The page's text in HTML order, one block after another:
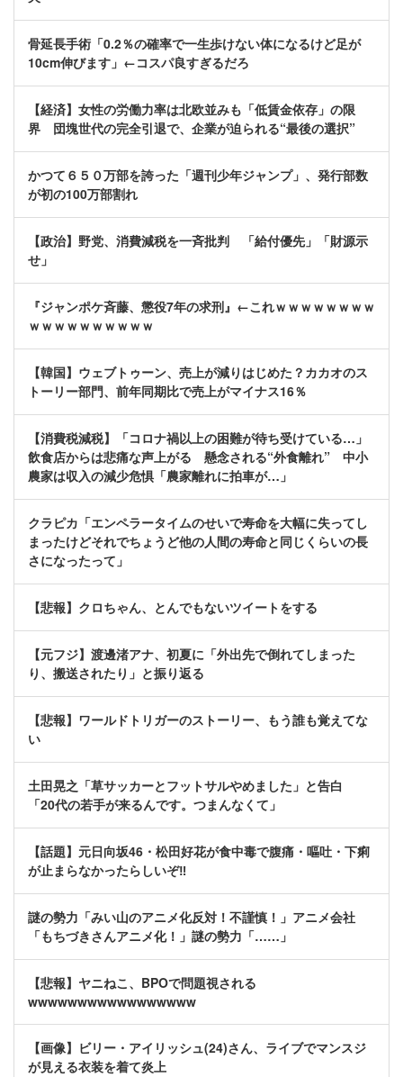
骨延長手術「0.2％の確率で一生歩けない体になるけど足が
10cm伸びます」←コスパ良すぎるだろ
【経済】女性の労働力率は北欧並みも「低賃金依存」の限
界 団塊世代の完全引退で、企業が迫られる“最後の選択”
かつて６５０万部を誇った「週刊少年ジャンプ」、発行部数
が初の100万部割れ
【政治】野党、消費減税を一斉批判 「給付優先」「財源示
せ」
『ジャンポケ斉藤、懲役7年の求刑』←これｗｗｗｗｗｗｗｗ
ｗｗｗｗｗｗｗｗｗｗ
【韓国】ウェブトゥーン、売上が減りはじめた？カカオのス
トーリー部門、前年同期比で売上がマイナス16％
【消費税減税】「コロナ禍以上の困難が待ち受けている…」
飲食店からは悲痛な声上がる 懸念される“外食離れ” 中小
農家は収入の減少危惧「農家離れに拍車が…」
クラピカ「エンペラータイムのせいで寿命を大幅に失ってし
まったけどそれでちょうど他の人間の寿命と同じくらいの長
さになったって」
【悲報】クロちゃん、とんでもないツイートをする
【元フジ】渡邊渚アナ、初夏に「外出先で倒れてしまった
り、搬送されたり」と振り返る
【悲報】ワールドトリガーのストーリー、もう誰も覚えてな
い
土田晃之「草サッカーとフットサルやめました」と告白
「20代の若手が来るんです。つまんなくて」
【話題】元日向坂46・松田好花が食中毒で腹痛・嘔吐・下痢
が止まらなかったらしいぞ‼
謎の勢力「みい山のアニメ化反対！不謹慎！」アニメ会社
「もちづきさんアニメ化！」謎の勢力「……」
【悲報】ヤニねこ、BPOで問題視される
wwwwwwwwwwwwwwwww
【画像】ビリー・アイリッシュ(24)さん、ライブでマンスジ
が見える衣装を着て炎上